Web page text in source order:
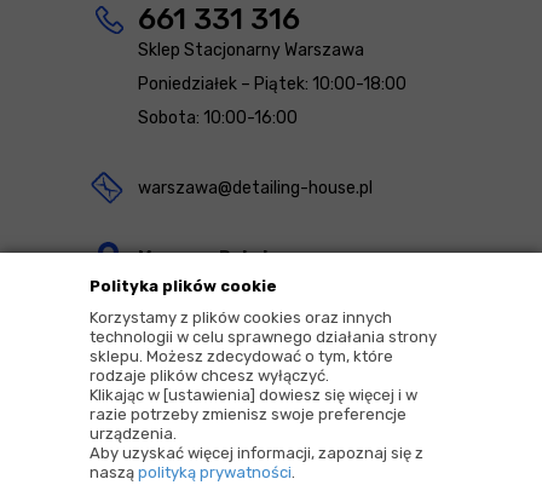
Polityka plików cookie
Korzystamy z plików cookies oraz innych
technologii w celu sprawnego działania strony
sklepu. Możesz zdecydować o tym, które
rodzaje plików chcesz wyłączyć.
Klikając w [ustawienia] dowiesz się więcej i w
razie potrzeby zmienisz swoje preferencje
urządzenia.
Aby uzyskać więcej informacji, zapoznaj się z
naszą polityką prywatności.
661 331 316
Sklep Stacjonarny Warszawa
Poniedziałek – Piątek: 10:00-18:00
Sobota: 10:00-16:00
warszawa@detailing-house.pl
Magazyn Rekcin
Nomos Sp. z o.o. sp.k.
ul. Agrestowa 1
83-010 Rekcin